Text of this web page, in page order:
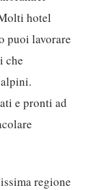
hotel
puoi lavorare
che
e pronti ad
regione